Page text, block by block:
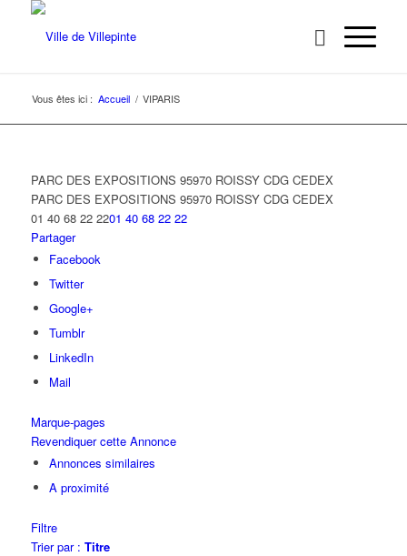
Vous êtes ici : Accueil / VIPARIS
PARC DES EXPOSITIONS 95970 ROISSY CDG CEDEX
PARC DES EXPOSITIONS 95970 ROISSY CDG CEDEX
01 40 68 22 2201 40 68 22 22
Partager
Facebook
Twitter
Google+
Tumblr
LinkedIn
Mail
Marque-pages
Revendiquer cette Annonce
Annonces similaires
A proximité
Filtre
Trier par : Titre